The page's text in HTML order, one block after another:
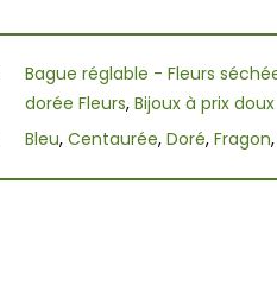
Bague réglable - Fleurs
dorée Fleurs, Bijoux à prix doux
Bleu, Centaurée, Doré, Fragon,